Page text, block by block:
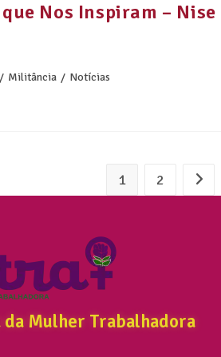
Nos Inspiram – Nise
/ Militância / Notícias
1 2
da Mulher Trabalhadora